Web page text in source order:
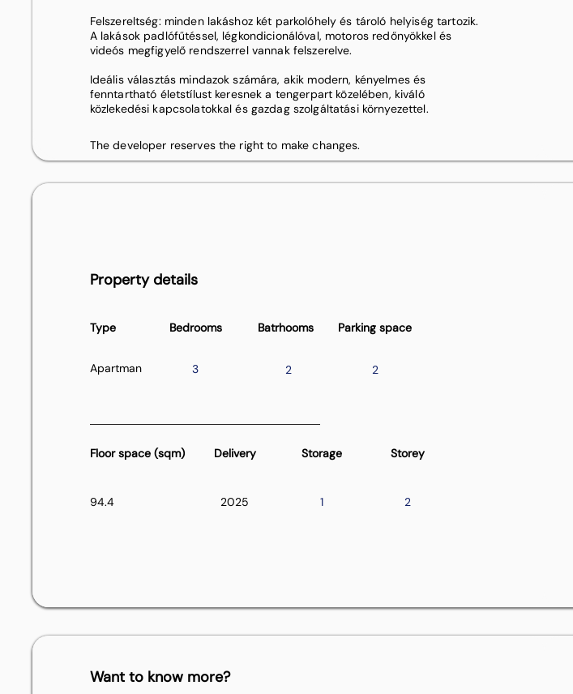
Felszereltség: minden lakáshoz két parkolóhely és tároló helyiség tartozik.
A lakások padlófűtéssel, légkondicionálóval, motoros redőnyökkel és
videós megfigyelő rendszerrel vannak felszerelve.
Ideális választás mindazok számára, akik modern, kényelmes és
fenntartható életstílust keresnek a tengerpart közelében, kiváló
közlekedési kapcsolatokkal és gazdag szolgáltatási környezettel.
The developer reserves the right to make changes.
Property details
Type Bedrooms
Apartman 3
Batrhooms
2
Parking space
2
Floor space (sqm) Delivery Storage
94.4 2025 1
Storey
2
Want to know more?